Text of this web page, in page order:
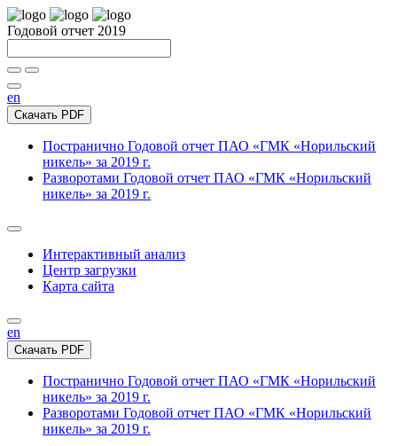
Годовой отчет 2019
en
Скачать PDF
Постранично Годовой отчет ПАО «ГМК «Норильский
никель» за 2019 г.
Разворотами Годовой отчет ПАО «ГМК «Норильский
никель» за 2019 г.
Интерактивный анализ
Центр загрузки
Карта сайта
en
Скачать PDF
Постранично Годовой отчет ПАО «ГМК «Норильский
никель» за 2019 г.
Разворотами Годовой отчет ПАО «ГМК «Норильский
никель» за 2019 г.